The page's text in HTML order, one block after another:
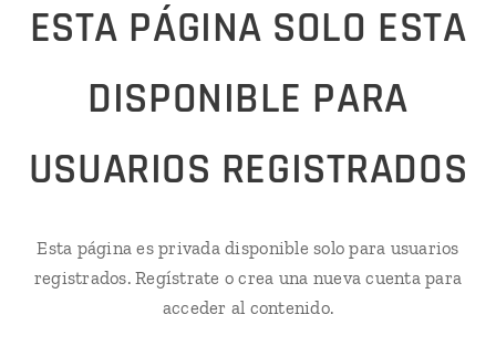
ESTA PÁGINA SOLO ESTA
DISPONIBLE PARA
USUARIOS REGISTRADOS
Esta página es privada disponible solo para usuarios
registrados. Regístrate o crea una nueva cuenta para
acceder al contenido.